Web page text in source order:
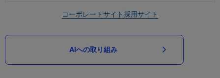
コーポレートサイト採用サイト
AIへの取り組み